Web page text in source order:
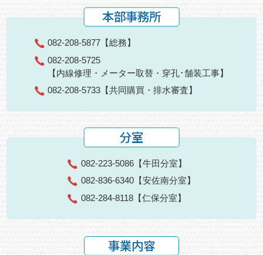
本部事務所
082-208-5877 【総務】
082-208-5725
【内線修理・メーター取替・穿孔･舗装工事】
082-208-5733 【共同購買・排水審査】
分室
082-223-5086【牛田分室】
082-836-6340【安佐南分室】
082-284-8118【仁保分室】
事業内容